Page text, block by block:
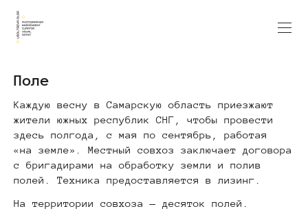
Поле
Каждую весну в Самарскую область приезжают
жители южных республик СНГ, чтобы провести
здесь полгода, с мая по сентябрь, работая
«на земле». Местный совхоз заключает договора
с бригадирами на обработку земли и полив
полей. Техника предоставляется в лизинг.
На территории совхоза — десяток полей.